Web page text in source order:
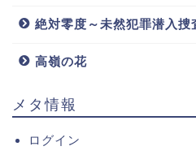
絶対零度～未然犯罪潜入捜
高嶺の花
メタ情報
ログイン